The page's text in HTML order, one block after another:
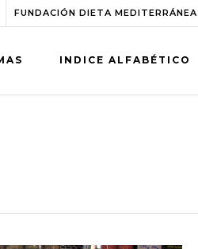
FUNDACIÓN DIETA MEDITERRÁNEA
INDICE ALFABÉTICO